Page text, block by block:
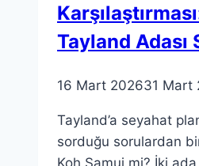
Tayland Adası
16 Mart 202631 Mart
Tayland’a seyahat
sorduğu sorulardan
Koh Samui mi? İki